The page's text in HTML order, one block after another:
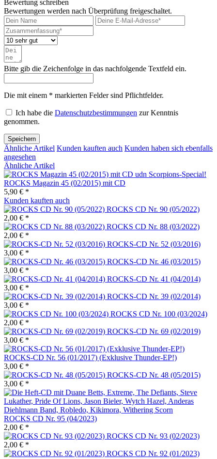
Bewertung schreiben
Bewertungen werden nach Überprüfung freigeschaltet.
Bitte gib die Zeichenfolge in das nachfolgende Textfeld ein.
Die mit einem * markierten Felder sind Pflichtfelder.
Ich habe die Datenschutzbestimmungen zur Kenntnis
genommen.
Speichern
Ähnliche Artikel Kunden kauften auch Kunden haben sich ebenfalls
angesehen
Ähnliche Artikel
ROCKS Magazin 45 (02/2015) mit CD
5,90 € *
Kunden kauften auch
ROCKS CD Nr. 90 (05/2022)
2,00 € *
ROCKS CD Nr. 88 (03/2022)
2,00 € *
ROCKS-CD Nr. 52 (03/2016)
3,00 € *
ROCKS-CD Nr. 46 (03/2015)
3,00 € *
ROCKS-CD Nr. 41 (04/2014)
3,00 € *
ROCKS-CD Nr. 39 (02/2014)
3,00 € *
ROCKS CD Nr. 100 (03/2024)
2,00 € *
ROCKS-CD Nr. 69 (02/2019)
3,00 € *
ROCKS-CD Nr. 56 (01/2017) (Exklusive Thunder-EP!)
3,00 € *
ROCKS-CD Nr. 48 (05/2015)
3,00 € *
ROCKS CD Nr. 95 (04/2023)
2,00 € *
ROCKS CD Nr. 93 (02/2023)
2,00 € *
ROCKS CD Nr. 92 (01/2023)